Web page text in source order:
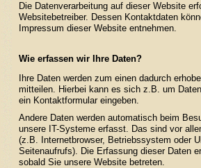
Die Datenverarbeitung auf dieser Website
Websitebetreiber. Dessen Kontaktdaten
Impressum dieser Website entnehmen.
Wie erfassen wir Ihre Daten?
Ihre Daten werden zum einen dadurch
mitteilen. Hierbei kann es sich z.B. um
ein Kontaktformular eingeben.
Andere Daten werden automatisch beim
unsere IT-Systeme erfasst. Das sind vor
(z.B. Internetbrowser, Betriebssystem oder
Seitenaufrufs). Die Erfassung dieser Daten
sobald Sie unsere Website betreten.